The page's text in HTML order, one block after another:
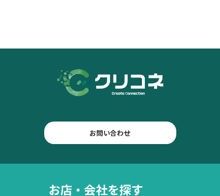
お問い合わせ
お店・会社を探す